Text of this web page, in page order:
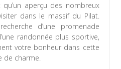
aperçu des nombreux
dans le massif du Pilat.
d’une promenade
randonnée plus sportive,
votre bonheur dans cette
de charme.